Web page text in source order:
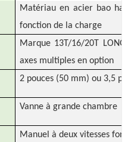
Matériau en acier bao
fonction de la charge
Marque 13T/16/20T
axes multiples en option
2 pouces (50 mm) ou 3,5
Vanne à grande chambre
Manuel à deux vitesses